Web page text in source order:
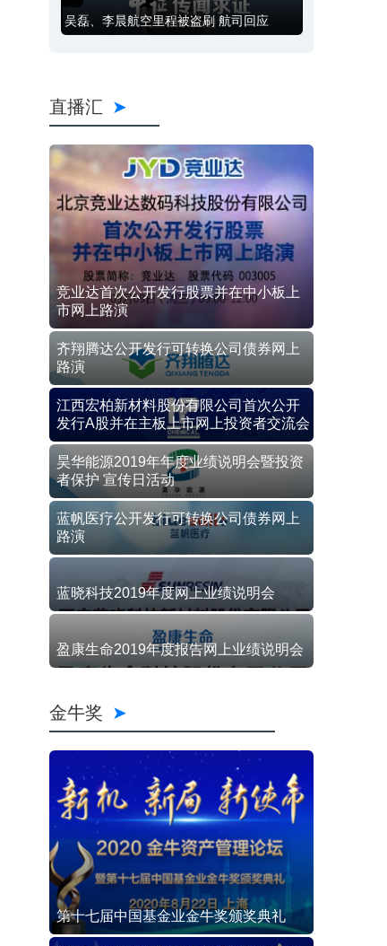
吴磊、李晨航空里程被盗刷 航司回应
直播汇
竞业达首次公开发行股票并在中小板上
市网上路演
齐翔腾达公开发行可转换公司债券网上
路演
江西宏柏新材料股份有限公司首次公开
发行A股并在主板上市网上投资者交流会
昊华能源2019年年度业绩说明会暨投资
者保护 宣传日活动
蓝帆医疗公开发行可转换公司债券网上
路演
蓝晓科技2019年度网上业绩说明会
盈康生命2019年度报告网上业绩说明会
金牛奖
第十七届中国基金业金牛奖颁奖典礼